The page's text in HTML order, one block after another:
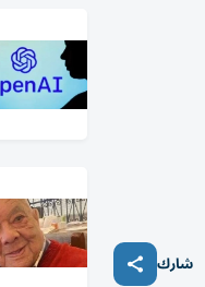
شارك